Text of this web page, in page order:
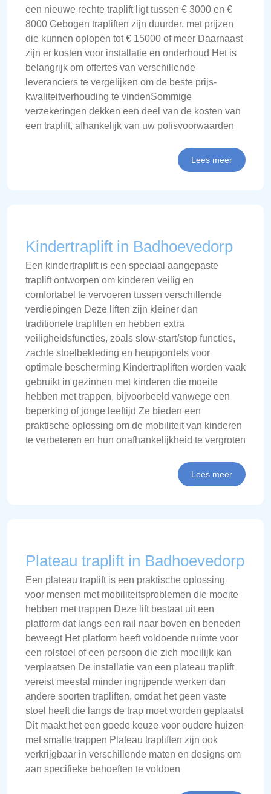
een nieuwe rechte traplift ligt tussen € 3000 en €
8000 Gebogen trapliften zijn duurder, met prijzen
die kunnen oplopen tot € 15000 of meer Daarnaast
zijn er kosten voor installatie en onderhoud Het is
belangrijk om offertes van verschillende
leveranciers te vergelijken om de beste prijs-
kwaliteitverhouding te vindenSommige
verzekeringen dekken een deel van de kosten van
een traplift, afhankelijk van uw polisvoorwaarden
Lees meer
Kindertraplift in Badhoevedorp
Een kindertraplift is een speciaal aangepaste
traplift ontworpen om kinderen veilig en
comfortabel te vervoeren tussen verschillende
verdiepingen Deze liften zijn kleiner dan
traditionele trapliften en hebben extra
veiligheidsfuncties, zoals slow-start/stop functies,
zachte stoelbekleding en heupgordels voor
optimale bescherming Kindertrapliften worden vaak
gebruikt in gezinnen met kinderen die moeite
hebben met trappen, bijvoorbeeld vanwege een
beperking of jonge leeftijd Ze bieden een
praktische oplossing om de mobiliteit van kinderen
te verbeteren en hun onafhankelijkheid te vergroten
Lees meer
Plateau traplift in Badhoevedorp
Een plateau traplift is een praktische oplossing
voor mensen met mobiliteitsproblemen die moeite
hebben met trappen Deze lift bestaat uit een
platform dat langs een rail naar boven en beneden
beweegt Het platform heeft voldoende ruimte voor
een rolstoel of een persoon die zich moeilijk kan
verplaatsen De installatie van een plateau traplift
vereist meestal minder ingrijpende werken dan
andere soorten trapliften, omdat het geen vaste
stoel heeft die langs de trap moet worden geplaatst
Dit maakt het een goede keuze voor oudere huizen
met smalle trappen Plateau trapliften zijn ook
verkrijgbaar in verschillende maten en designs om
aan specifieke behoeften te voldoen